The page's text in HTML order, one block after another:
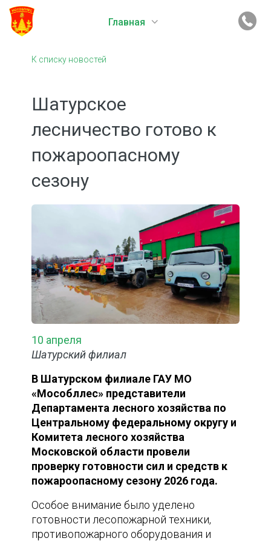
Главная
К списку новостей
Шатурское
лесничество готово к
пожароопасному
сезону
10 апреля
Шатурский филиал
В Шатурском филиале ГАУ МО
«Мособллес» представители
Департамента лесного хозяйства по
Центральному федеральному округу и
Комитета лесного хозяйства
Московской области провели
проверку готовности сил и средств к
пожароопасному сезону 2026 года.
Особое внимание было уделено
готовности лесопожарной техники,
противопожарного оборудования и